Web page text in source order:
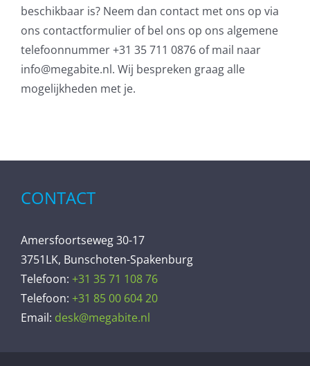
beschikbaar is? Neem dan contact met ons op via
ons contactformulier of bel ons op ons algemene
telefoonnummer +31 35 711 0876 of mail naar
info@megabite.nl. Wij bespreken graag alle
mogelijkheden met je.
CONTACT
Amersfoortseweg 30-17
3751LK, Bunschoten-Spakenburg
Telefoon: +31 35 71 108 76
Telefoon: +31 85 00 604 20
Email: desk@megabite.nl